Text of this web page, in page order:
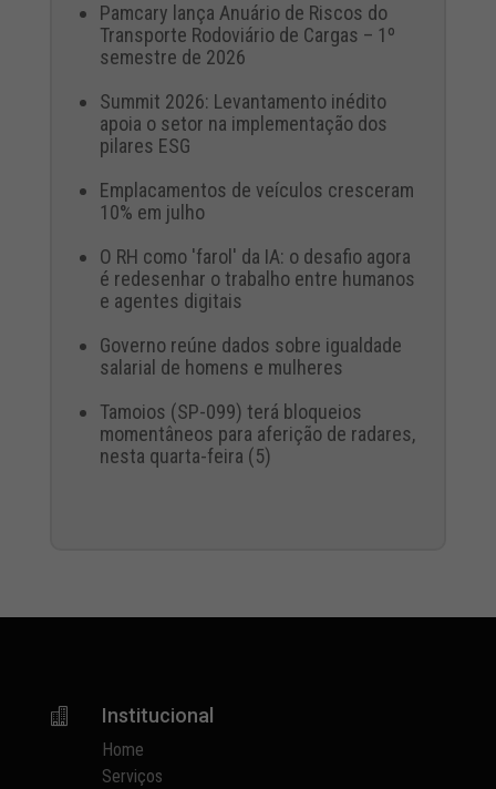
Pamcary lança Anuário de Riscos do
Transporte Rodoviário de Cargas – 1º
semestre de 2026
Summit 2026: Levantamento inédito
apoia o setor na implementação dos
pilares ESG
Emplacamentos de veículos cresceram
10% em julho
O RH como 'farol' da IA: o desafio agora
é redesenhar o trabalho entre humanos
e agentes digitais
Governo reúne dados sobre igualdade
salarial de homens e mulheres
Tamoios (SP-099) terá bloqueios
momentâneos para aferição de radares,
nesta quarta-feira (5)
 Institucional
Home
Serviços